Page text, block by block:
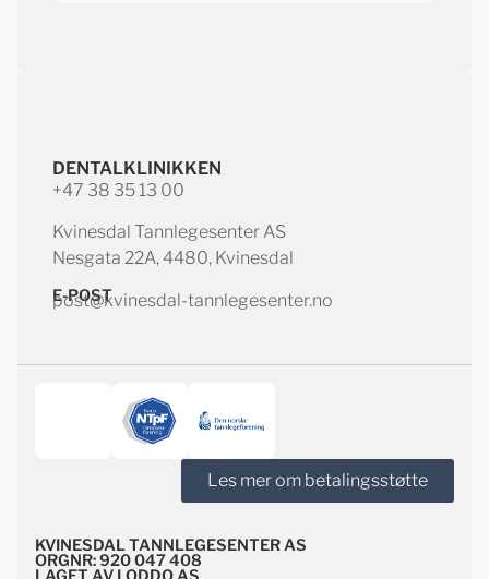
DENTALKLINIKKEN
+47 38 35 13 00
Kvinesdal Tannlegesenter AS
Nesgata 22A, 4480, Kvinesdal
E-POST
post@kvinesdal-tannlegesenter.no
Les mer om betalingsstøtte
KVINESDAL TANNLEGESENTER AS
ORGNR: 920 047 408